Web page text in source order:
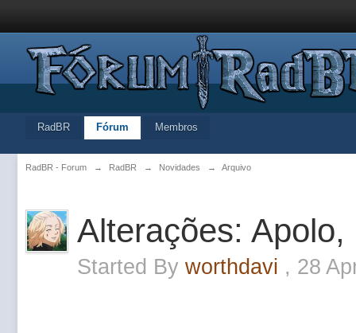
RadBR Fórum Membros
RadBR - Forum → RadBR → Novidades → Arquivo
Alterações:
Started By worthdavi , 28